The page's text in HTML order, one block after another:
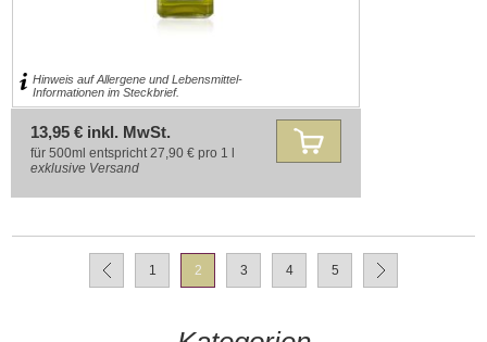
Hinweis auf Allergene und Lebensmittel-
Informationen im Steckbrief.
13,95 € inkl. MwSt.
für 500ml entspricht 27,90 € pro 1 l
exklusive Versand
1 2 3 4 5